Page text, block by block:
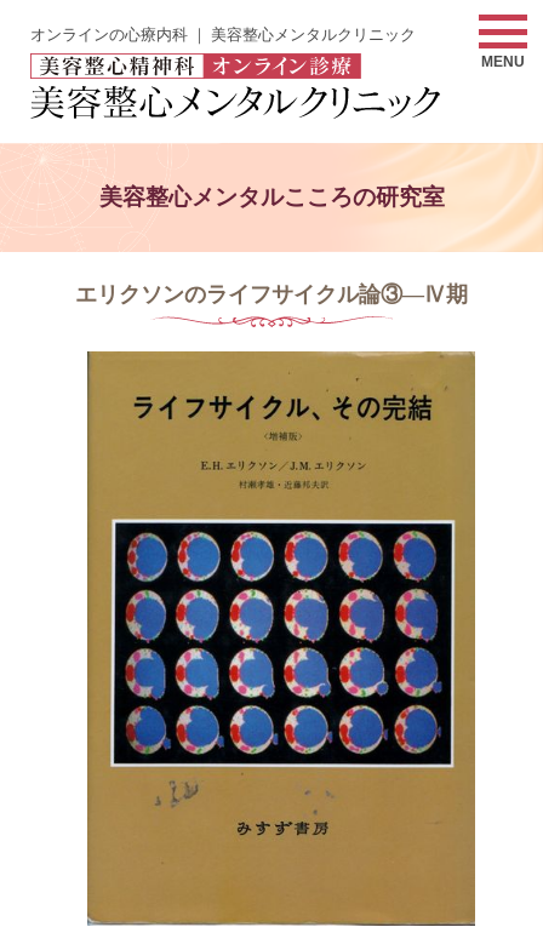
オンラインの心療内科 ｜ 美容整心メンタルクリニック
MENU
美容整心メンタルこころの研究室
エリクソンのライフサイクル論③―Ⅳ期